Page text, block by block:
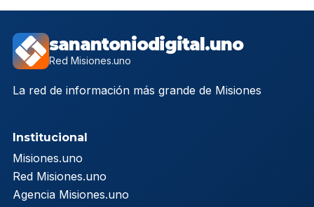
sanantoniodigital.uno
Red Misiones.uno
La red de información más grande de Misiones
Institucional
Misiones.uno
Red Misiones.uno
Agencia Misiones.uno